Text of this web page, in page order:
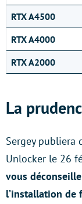
RTX A4500
RTX A4000
RTX A2000
La
Sergey publiera
Unlocker le 26
vous
l’installation de